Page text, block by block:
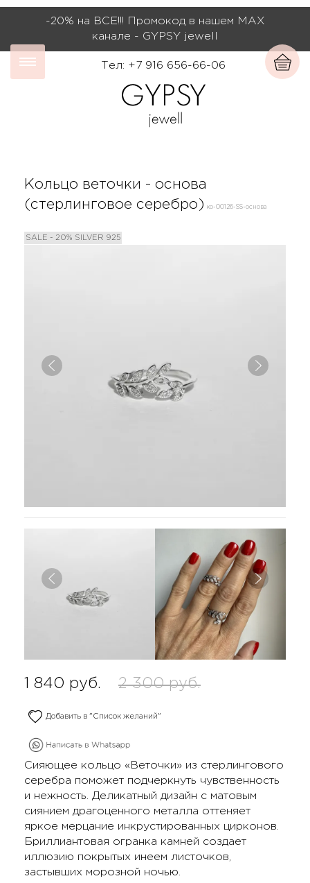
-20% на ВСЕ!!! Промокод в нашем МАХ
канале - GYPSY jewell
Тел: +7 916 656-66-06
Кольцо веточки - основа
(стерлинговое серебро)
ко-00126-SS-основа
SALE - 20% SILVER 925
1 840 руб. 2 300 руб.
Добавить в "Список желаний"
Сияющее кольцо «Веточки» из стерлингового
серебра поможет подчеркнуть чувственность
и нежность. Деликатный дизайн с матовым
сиянием драгоценного металла оттеняет
яркое мерцание инкрустированных цирконов.
Бриллиантовая огранка камней создает
иллюзию покрытых инеем листочков,
застывших морозной ночью.